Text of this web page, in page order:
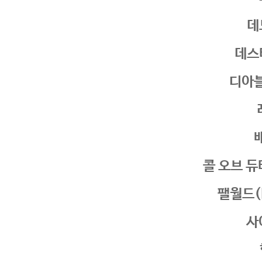
데
디아
콜 오브
팰월드